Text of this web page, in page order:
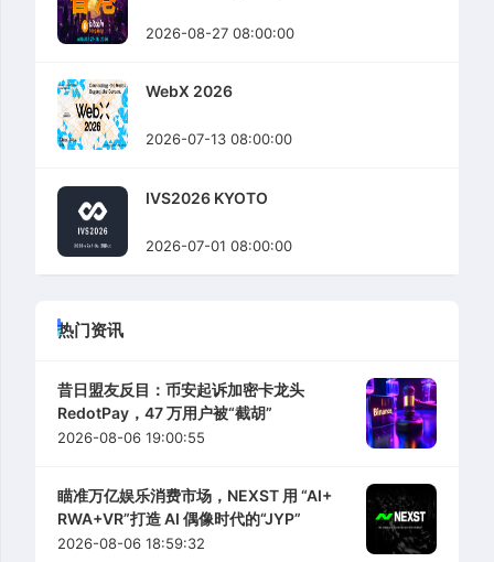
2026-08-27 08:00:00
WebX 2026
2026-07-13 08:00:00
IVS2026 KYOTO
2026-07-01 08:00:00
热门资讯
昔日盟友反目：币安起诉加密卡龙头
RedotPay，47 万用户被“截胡”
2026-08-06 19:00:55
瞄准万亿娱乐消费市场，NEXST 用 “AI+
RWA+VR”打造 AI 偶像时代的“JYP”
2026-08-06 18:59:32